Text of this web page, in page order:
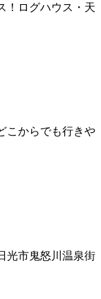
！ログハウス・天
こからでも行きや
光市鬼怒川温泉街